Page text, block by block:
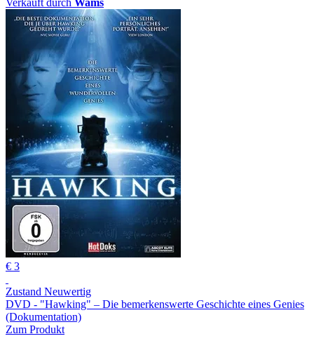
Verkauft durch Wams
€ 3
Zustand Neuwertig
DVD - "Hawking" – Die bemerkenswerte Geschichte eines Genies
(Dokumentation)
Zum Produkt